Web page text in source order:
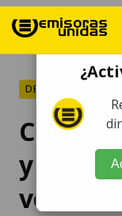
DEPORTES
Cabo
y se
vez a